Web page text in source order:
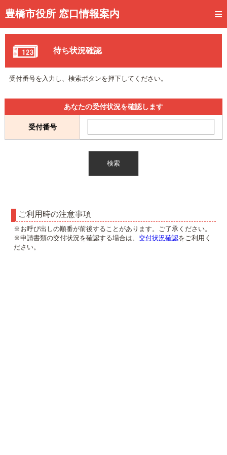
豊橋市役所 窓口情報案内
トップページ
事前予約
予約状況確認
待ち状況確認
交付状況確認
待ち状況確認
受付番号を入力し、検索ボタンを押下してください。
あなたの受付状況を確認します
受付番号
ご利用時の注意事項
※お呼び出しの順番が前後することがあります。ご了承ください。
※申請書類の交付状況を確認する場合は、 交付状況確認をご利用く
ださい。